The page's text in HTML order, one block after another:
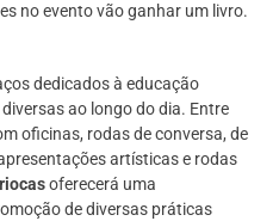
no evento vão ganhar um livro.
dedicados à educação
ao longo do dia. Entre
oficinas, rodas de conversa, de
artísticas e rodas
oferecerá uma
de diversas práticas